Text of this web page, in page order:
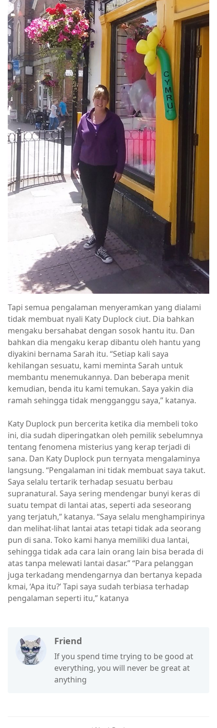
Tapi semua pengalaman menyeramkan yang dialami
tidak membuat nyali Katy Duplock ciut. Dia bahkan
mengaku bersahabat dengan sosok hantu itu. Dan
bahkan dia mengaku kerap dibantu oleh hantu yang
diyakini bernama Sarah itu. “Setiap kali saya
kehilangan sesuatu, kami meminta Sarah untuk
membantu menemukannya. Dan beberapa menit
kemudian, benda itu kami temukan. Saya yakin dia
ramah sehingga tidak mengganggu saya,” katanya.
Katy Duplock pun bercerita ketika dia membeli toko
ini, dia sudah diperingatkan oleh pemilik sebelumnya
tentang fenomena misterius yang kerap terjadi di
sana. Dan Katy Duplock pun ternyata mengalaminya
langsung. “Pengalaman ini tidak membuat saya takut.
Saya selalu tertarik terhadap sesuatu berbau
supranatural. Saya sering mendengar bunyi keras di
suatu tempat di lantai atas, seperti ada seseorang
yang terjatuh,” katanya. “Saya selalu menghampirinya
dan melihat-lihat lantai atas tetapi tidak ada seorang
pun di sana. Toko kami hanya memiliki dua lantai,
sehingga tidak ada cara lain orang lain bisa berada di
atas tanpa melewati lantai dasar.” “Para pelanggan
juga terkadang mendengarnya dan bertanya kepada
kmai, ‘Apa itu?’ Tapi saya sudah terbiasa terhadap
pengalaman seperti itu,” katanya
Friend
If you spend time trying to be good at
everything, you will never be great at
anything